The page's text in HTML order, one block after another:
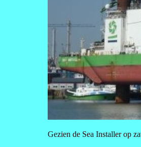
Gezien de Sea Installer op